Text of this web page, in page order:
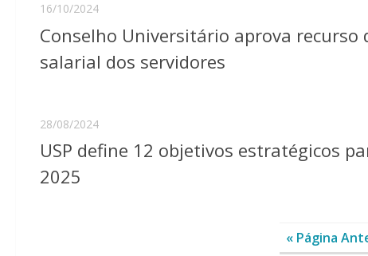
16/10/2024
Conselho Universitário aprova recurso
salarial dos servidores
28/08/2024
USP define 12 objetivos estratégicos
2025
« Página